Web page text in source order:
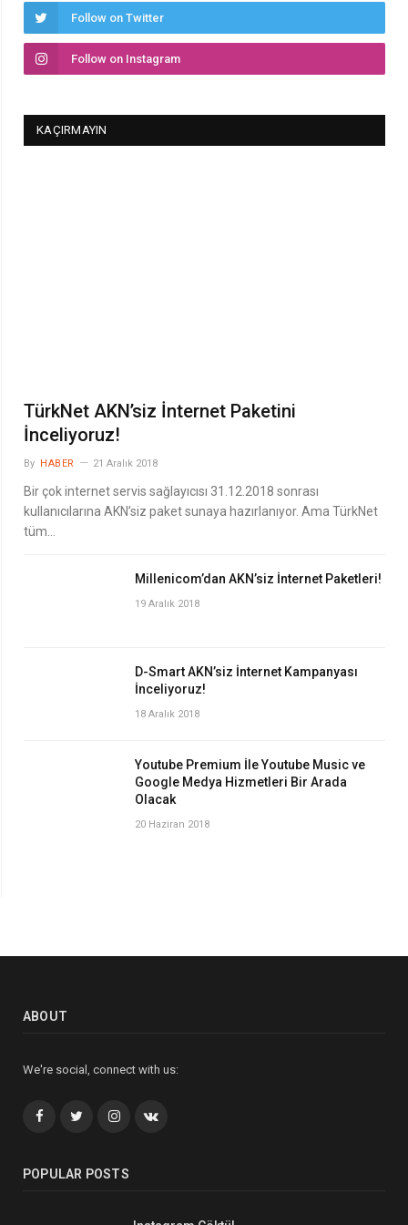
Follow on Twitter
Follow on Instagram
KAÇIRMAYIN
TürkNet AKN’siz İnternet Paketini
İnceliyoruz!
By HABER 21 Aralık 2018
Bir çok internet servis sağlayıcısı 31.12.2018 sonrası
kullanıcılarına AKN’siz paket sunaya hazırlanıyor. Ama TürkNet
tüm…
Millenicom’dan AKN’siz İnternet Paketleri!
19 Aralık 2018
D-Smart AKN’siz İnternet Kampanyası
İnceliyoruz!
18 Aralık 2018
Youtube Premium İle Youtube Music ve
Google Medya Hizmetleri Bir Arada
Olacak
20 Haziran 2018
ABOUT
We're social, connect with us:
FacebookTwitterİnstagram+
VK
POPULAR POSTS